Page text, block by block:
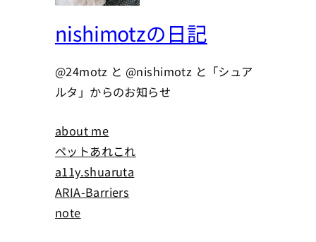
nishimotzの日記
@24motz と @nishimotz と「シュア
ルタ」からのお知らせ
about me
ペットあれこれ
a11y.shuaruta
ARIA-Barriers
note